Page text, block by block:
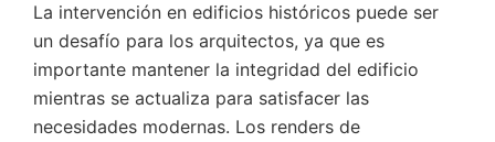
La intervención en edificios históricos puede ser
un desafío para los arquitectos, ya que es
importante mantener la integridad del edificio
mientras se actualiza para satisfacer las
necesidades modernas. Los renders de